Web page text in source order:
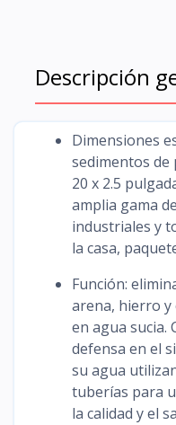
Descripción
Dimensiones
sedimentos de
20 x 2.5
amplia gama
industriales y
la casa,
Función:
arena, hierro
en agua sucia.
defensa en el
su agua
tuberías para
la calidad y el